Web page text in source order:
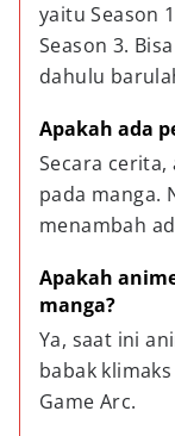
yaitu Season
Season 3.
dahulu
Apakah ada
Secara
pada manga.
menambah
Apakah
manga?
Ya, saat ini
babak
Game Arc.